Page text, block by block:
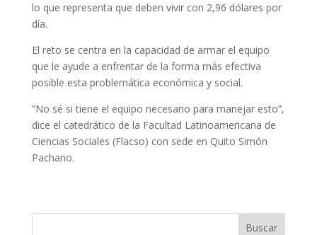
lo que representa que deben vivir con 2,96 dólares por
día.
El reto se centra en la capacidad de armar el equipo
que le ayude a enfrentar de la forma más efectiva
posible esta problemática económica y social.
“No sé si tiene el equipo necesario para manejar esto”,
dice el catedrático de la Facultad Latinoamericana de
Ciencias Sociales (Flacso) con sede en Quito Simón
Pachano.
Buscar